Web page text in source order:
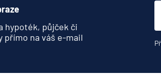
hypoték, půjček či
přímo na váš e-mail